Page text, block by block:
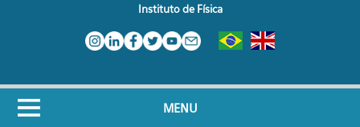
Instituto de Física
MENU